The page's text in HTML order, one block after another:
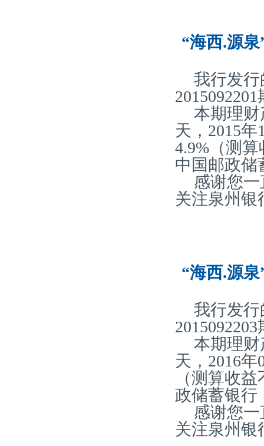
“海西.源
我行发行
本期理财
天，2015
4.9%（测
中国邮政储
感谢您
关注泉州银
“海西.源
我行发行
本期理财
天，2016
（测算收
政储蓄银行
感谢您
关注泉州银